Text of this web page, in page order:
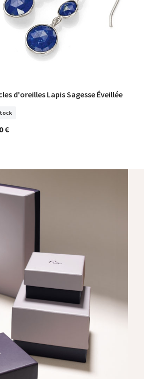
COMMANDER
d'oreilles Lapis Sagesse Éveillée
€